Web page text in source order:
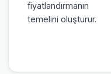
fiyatlandırmanın
temelini oluşturur.